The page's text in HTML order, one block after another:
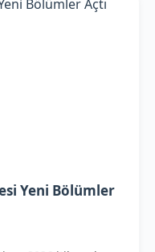
Yeni Bölümler